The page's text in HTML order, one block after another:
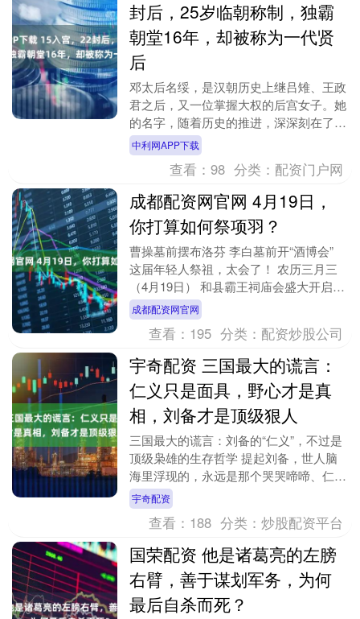
封后，25岁临朝称制，独霸
朝堂16年，却被称为一代贤
后
邓太后名绥，是汉朝历史上继吕雉、王政
君之后，又一位掌握大权的后宫女子。她
的名字，随着历史的推进，深深刻在了东
汉的记忆里。 在汉和帝驾崩后，邓绥便
成为了东汉政权的....
中利网APP下载
查看：98 分类： 配资门户网
成都配资网官网 4月19日，
你打算如何祭项羽？
曹操墓前摆布洛芬 李白墓前开“酒博会”
这届年轻人祭祖，太会了！ 农历三月三
（4月19日） 和县霸王祠庙会盛大开启
你打算如何祭项羽？ 霸王项羽庙会，是
安徽和县....
成都配资网官网
查看： 195 分类： 配资炒股公司
宇奇配资 三国最大的谎言：
仁义只是面具，野心才是真
相，刘备才是顶级狠人
三国最大的谎言：刘备的“仁义”，不过是
顶级枭雄的生存哲学 提起刘备，世人脑
海里浮现的，永远是那个哭哭啼啼、仁德
宽厚、靠兄弟情义打天下的老好人。
《三国演义》把他....
宇奇配资
查看： 188 分类：炒股配资平台
国荣配资 他是诸葛亮的左膀
右臂，善于谋划军务，为何
最后自杀而死？